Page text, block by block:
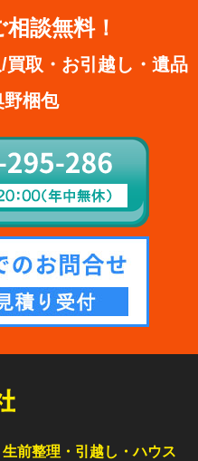
談無料！
取・お引越し・遺品
野梱包
前整理・引越し・ハウス